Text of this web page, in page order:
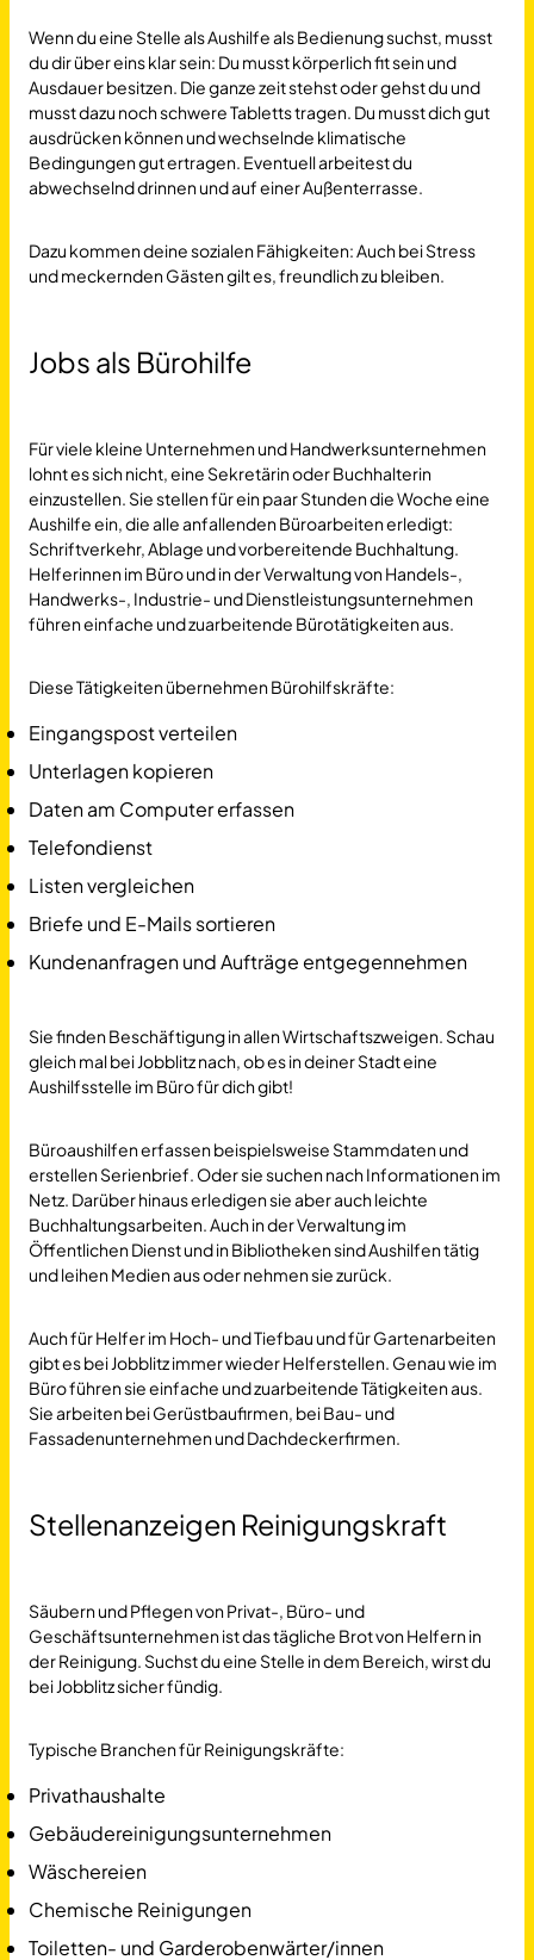
Wenn du eine Stelle als Aushilfe als Bedienung suchst, musst
du dir über eins klar sein: Du musst körperlich fit sein und
Ausdauer besitzen. Die ganze zeit stehst oder gehst du und
musst dazu noch schwere Tabletts tragen. Du musst dich gut
ausdrücken können und wechselnde klimatische
Bedingungen gut ertragen. Eventuell arbeitest du
abwechselnd drinnen und auf einer Außenterrasse.
Dazu kommen deine sozialen Fähigkeiten: Auch bei Stress
und meckernden Gästen gilt es, freundlich zu bleiben.
Jobs als Bürohilfe
Für viele kleine Unternehmen und Handwerksunternehmen
lohnt es sich nicht, eine Sekretärin oder Buchhalterin
einzustellen. Sie stellen für ein paar Stunden die Woche eine
Aushilfe ein, die alle anfallenden Büroarbeiten erledigt:
Schriftverkehr, Ablage und vorbereitende Buchhaltung.
Helferinnen im Büro und in der Verwaltung von Handels-,
Handwerks-, Industrie- und Dienstleistungsunternehmen
führen einfache und zuarbeitende Bürotätigkeiten aus.
Diese Tätigkeiten übernehmen Bürohilfskräfte:
Eingangspost verteilen
Unterlagen kopieren
Daten am Computer erfassen
Telefondienst
Listen vergleichen
Briefe und E-Mails sortieren
Kundenanfragen und Aufträge entgegennehmen
Sie finden Beschäftigung in allen Wirtschaftszweigen. Schau
gleich mal bei Jobblitz nach, ob es in deiner Stadt eine
Aushilfsstelle im Büro für dich gibt!
Büroaushilfen erfassen beispielsweise Stammdaten und
erstellen Serienbrief. Oder sie suchen nach Informationen im
Netz. Darüber hinaus erledigen sie aber auch leichte
Buchhaltungsarbeiten. Auch in der Verwaltung im
Öffentlichen Dienst und in Bibliotheken sind Aushilfen tätig
und leihen Medien aus oder nehmen sie zurück.
Auch für Helfer im Hoch- und Tiefbau und für Gartenarbeiten
gibt es bei Jobblitz immer wieder Helferstellen. Genau wie im
Büro führen sie einfache und zuarbeitende Tätigkeiten aus.
Sie arbeiten bei Gerüstbaufirmen, bei Bau- und
Fassadenunternehmen und Dachdeckerfirmen.
Stellenanzeigen Reinigungskraft
Säubern und Pflegen von Privat-, Büro- und
Geschäftsunternehmen ist das tägliche Brot von Helfern in
der Reinigung. Suchst du eine Stelle in dem Bereich, wirst du
bei Jobblitz sicher fündig.
Typische Branchen für Reinigungskräfte:
Privathaushalte
Gebäudereinigungsunternehmen
Wäschereien
Chemische Reinigungen
Toiletten- und Garderobenwärter/innen